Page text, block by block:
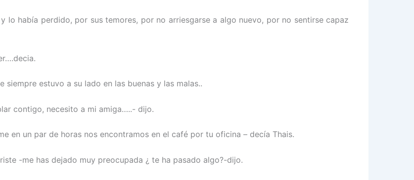
lo había perdido, por sus temores, por no arriesgarse a algo nuevo, por no sentirse capaz
siempre estuvo a su lado en las buenas y las malas..
contigo, necesito a mi amiga…..- dijo.
en un par de horas nos encontramos en el café por tu oficina – decía Thais.
-me has dejado muy preocupada ¿ te ha pasado algo?-dijo.